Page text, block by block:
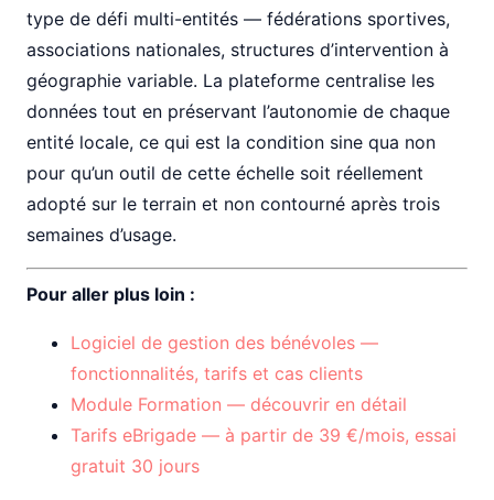
type de défi multi-entités — fédérations sportives,
associations nationales, structures d’intervention à
géographie variable. La plateforme centralise les
données tout en préservant l’autonomie de chaque
entité locale, ce qui est la condition sine qua non
pour qu’un outil de cette échelle soit réellement
adopté sur le terrain et non contourné après trois
semaines d’usage.
Pour aller plus loin :
Logiciel de gestion des bénévoles —
fonctionnalités, tarifs et cas clients
Module Formation — découvrir en détail
Tarifs eBrigade — à partir de 39 €/mois, essai
gratuit 30 jours